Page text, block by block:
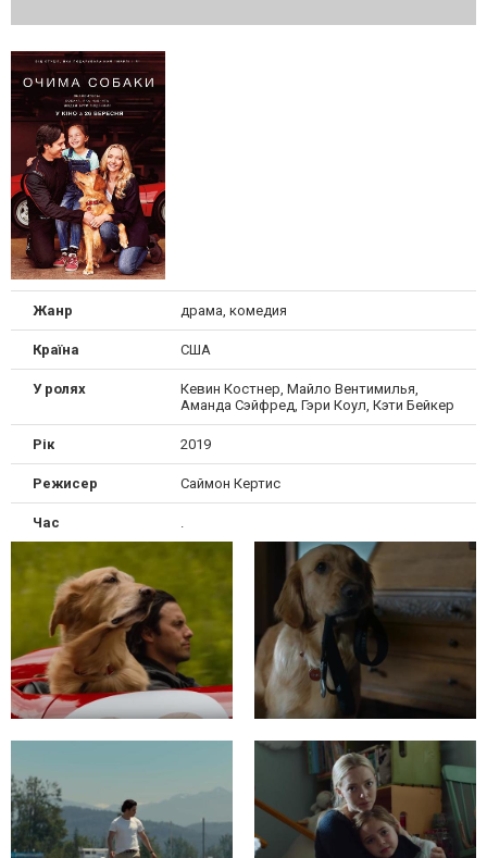
Жанр драма, комедия
Країна США
У ролях
Кевин Костнер, Майло Вентимилья,
Аманда Сэйфред, Гэри Коул, Кэти Бейкер
Рік 2019
Режисер Саймон Кертис
Час